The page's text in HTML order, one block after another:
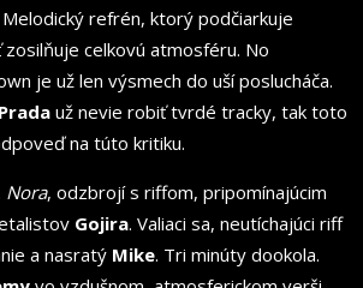
refrén, ktorý podčiarkuje
celkovú atmosféru. No
je už len výsmech do uší poslucháča.
Prada už nevie robiť tvrdé tracky, tak toto
na túto kritiku.
Nora, odzbrojí s riffom, pripomínajúcim
Gojira. Valiaci sa, neutíchajúci riff
a nasratý Mike. Tri minúty dookola.